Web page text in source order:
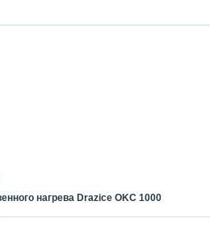
нагрева Drazice OKC 1000